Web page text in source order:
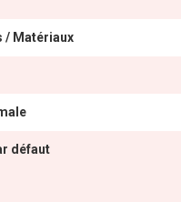
/ Matériaux
défaut